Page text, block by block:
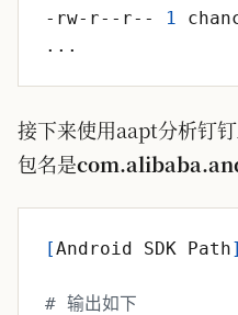
-rw-r--r--
1
接下来使用aapt分析钉
包名是
[Android SDK Path]
# 输出如下